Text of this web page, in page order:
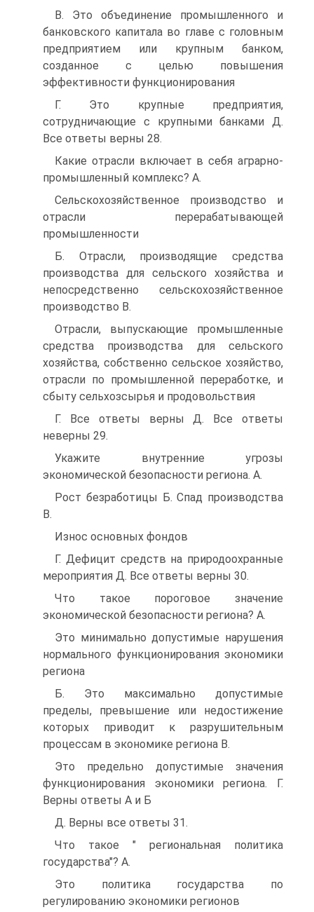
В. Это объединение промышленного и
банковского капитала во главе с головным
предприятием или крупным банком,
созданное с целью повышения
эффективности функционирования
Г. Это крупные предприятия,
сотрудничающие с крупными банками Д.
Все ответы верны 28.
Какие отрасли включает в себя аграрно-
промышленный комплекс? A.
Сельскохозяйственное производство и
отрасли перерабатывающей
промышленности
Б. Отрасли, производящие средства
производства для сельского хозяйства и
непосредственно сельскохозяйственное
производство B.
Отрасли, выпускающие промышленные
средства производства для сельского
хозяйства, собственно сельское хозяйство,
отрасли по промышленной переработке, и
сбыту сельхозсырья и продовольствия
Г. Все ответы верны Д. Все ответы
неверны 29.
Укажите внутренние угрозы
экономической безопасности региона. A.
Рост безработицы Б. Спад производства
B.
Износ основных фондов
Г. Дефицит средств на природоохранные
мероприятия Д. Все ответы верны 30.
Что такое пороговое значение
экономической безопасности региона? A.
Это минимально допустимые нарушения
нормального функционирования экономики
региона
Б. Это максимально допустимые
пределы, превышение или недостижение
которых приводит к разрушительным
процессам в экономике региона B.
Это предельно допустимые значения
функционирования экономики региона. Г.
Верны ответы А и Б
Д. Верны все ответы 31.
Что такое " региональная политика
государства"? A.
Это политика государства по
регулированию экономики регионов